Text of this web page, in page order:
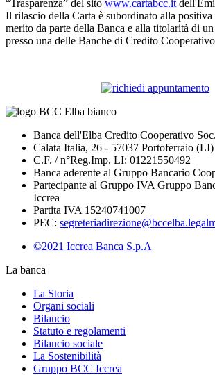
“Trasparenza” del sito www.cartabcc.it
Il rilascio della Carta è subordinato alla
merito da parte della Banca e alla titolarità di
presso una delle Banche di Credito
Banca dell'Elba Credito Cooperativo
Calata Italia, 26 - 57037 Portoferraio (LI)
C.F. / n°Reg.Imp. LI: 01221550492
Banca aderente al Gruppo Bancario
Partecipante al Gruppo IVA Gruppo
Iccrea
Partita IVA 15240741007
PEC:
©2021 Iccrea Banca S.p.A
La banca
La Storia
Organi sociali
Bilancio
Statuto e regolamenti
Bilancio sociale
La Sostenibilità
Gruppo BCC Iccrea